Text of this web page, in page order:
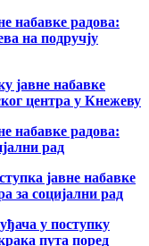
набавке радова:
на подручју
јавне набавке
центра у Кнежеву
набавке радова:
рад
јавне набавке
за социјални рад
у поступку
пута поред